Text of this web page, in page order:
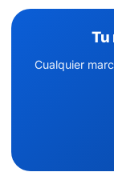
Tu
Cualquier